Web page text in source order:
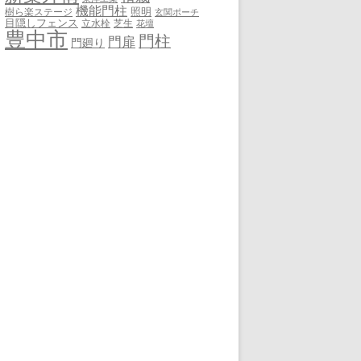
樹ら楽ステージ 機能門柱 照明 玄関ポーチ
目隠しフェンス 立水栓 芝生 花壇
豊中市 門廻り 門扉 門柱